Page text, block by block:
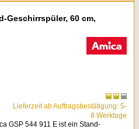
Geschirrspüler, 60 cm,
Lieferzeit ab Auftragsbestätigung: 5-
8 Werktage
GSP 544 911 E ist ein Stand-